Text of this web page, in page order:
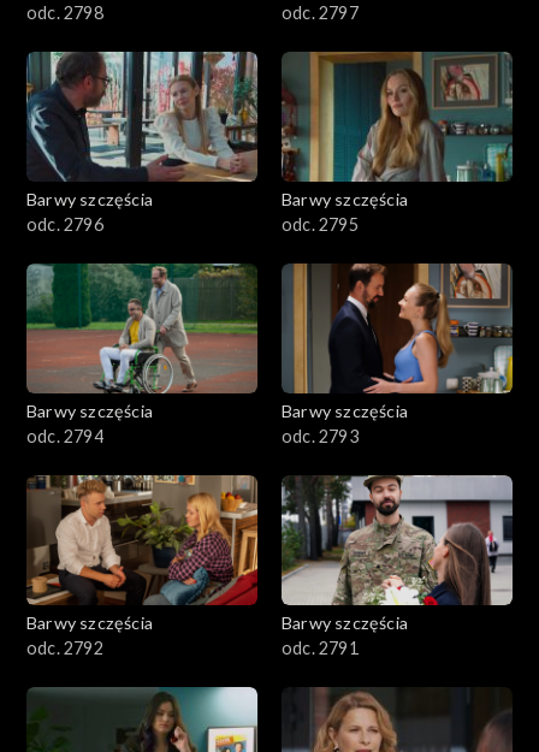
2501–2600
2401–2500
2301–2400
2201–2300
2101–2200
2001–2100
1801–1900
1701–1800
1601–1700
1501–1600
odc. 2798
odc. 2797
Barwy szczęścia
odc. 2796
Barwy szczęścia
odc. 2795
Barwy szczęścia
odc. 2794
Barwy szczęścia
odc. 2793
Barwy szczęścia
odc. 2792
Barwy szczęścia
odc. 2791